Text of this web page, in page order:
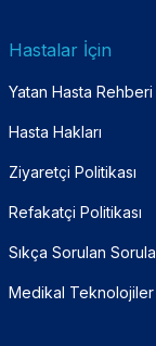
Hastalar İçin
Yatan Hasta Rehberi
Hasta Hakları
Ziyaretçi Politikası
Refakatçi Politikası
Sıkça Sorulan
Medikal Teknolojiler